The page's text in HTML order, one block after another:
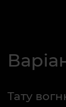
Тату